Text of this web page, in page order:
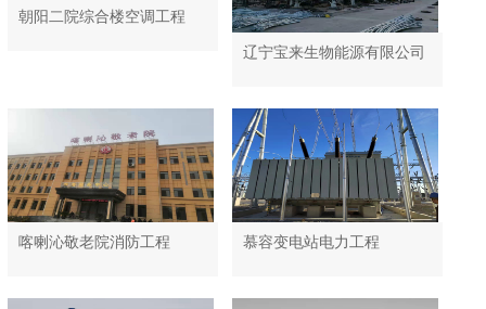
朝阳二院综合楼空调工程
辽宁宝来生物能源有限公司
喀喇沁敬老院消防工程 慕容变电站电力工程